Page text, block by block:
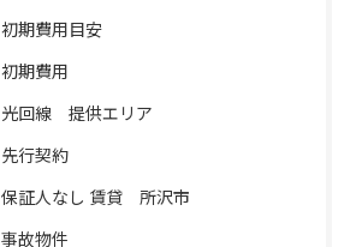
初期費用目安
初期費用
光回線 提供エリア
先行契約
保証人なし 賃貸 所沢市
事故物件